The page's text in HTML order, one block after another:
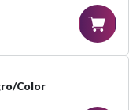
Color